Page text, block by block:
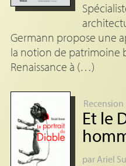
Germann propose une
la notion de patrimoine
Renaissance à (…)
Recension
Et le
parAriel